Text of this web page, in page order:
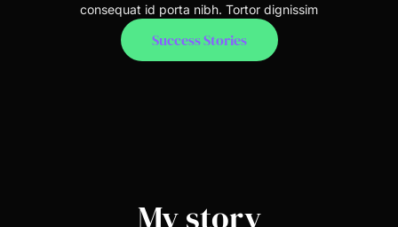
consequat id porta nibh. Tortor dignissim
Success Stories
My story